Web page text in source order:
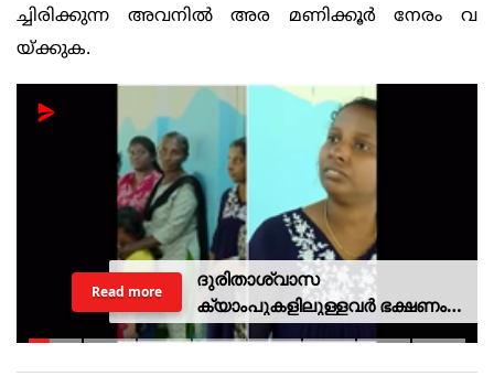
ച്ചിരിക്കുന്ന അവനില്‍ അര മണിക്കൂര്‍ നേരം വ
യ്ക്കുക.
ദുരിതാശ്വാസ
ക്യാംപുകളിലുള്ളവർ ഭക്ഷണം
കഴിക്കുന്നത് സ്വന്തം കാശ്
Read more